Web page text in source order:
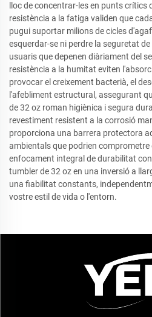
lloc de concentrar-les en punts crítics
resistència a la fatiga validen que
pugui suportar milions de cicles
esquerdar-se ni perdre la seguretat
usuaris que depenen diàriament del
resistència a la humitat eviten
provocar el creixement bacterià, el
l'afebliment estructural, assegurant
de 32 oz roman higiènica i segura
revestiment resistent a la corrosió
proporciona una barrera protectora
ambientals que podrien comprometre
enfocament integral de durabilitat
tumbler de 32 oz en una inversió a
una fiabilitat constants,
vostre estil de vida o l'entorn.